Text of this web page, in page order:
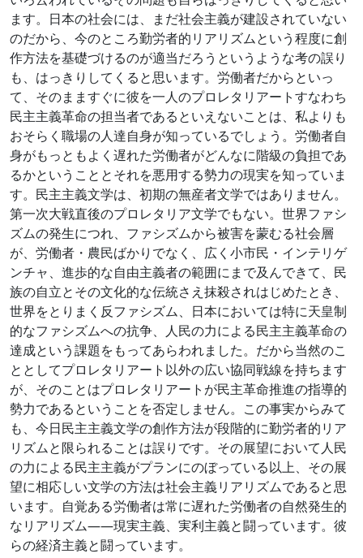
ます。日本の社会には、まだ社会主義が建設されていない
のだから、今のところ勤労者的リアリズムという程度に創
作方法を基礎づけるのが適当だろうというような考の誤り
も、はっきりしてくると思います。労働者だからといっ
て、そのまますぐに彼を一人のプロレタリアートすなわち
民主主義革命の担当者であるといえないことは、私よりも
おそらく職場の人達自身が知っているでしょう。労働者自
身がもっともよく遅れた労働者がどんなに階級の負担であ
るかということとそれを悪用する勢力の現実を知っていま
す。民主主義文学は、初期の無産者文学ではありません。
第一次大戦直後のプロレタリア文学でもない。世界ファシ
ズムの発生につれ、ファシズムから被害を蒙むる社会層
が、労働者・農民ばかりでなく、広く小市民・インテリゲ
ンチャ、進歩的な自由主義者の範囲にまで及んできて、民
族の自立とその文化的な伝統さえ抹殺されはじめたとき、
世界をとりまく反ファシズム、日本においては特に天皇制
的なファシズムへの抗争、人民の力による民主主義革命の
達成という課題をもってあらわれました。だから当然のこ
ととしてプロレタリアート以外の広い協同戦線を持ちます
が、そのことはプロレタリアートが民主革命推進の指導的
勢力であるということを否定しません。この事実からみて
も、今日民主主義文学の創作方法が段階的に勤労者的リア
リズムと限られることは誤りです。その展望において人民
の力による民主主義がプランにのぼっている以上、その展
望に相応しい文学の方法は社会主義リアリズムであると思
います。自覚ある労働者は常に遅れた労働者の自然発生的
なリアリズム――現実主義、実利主義と闘っています。彼
らの経済主義と闘っています。